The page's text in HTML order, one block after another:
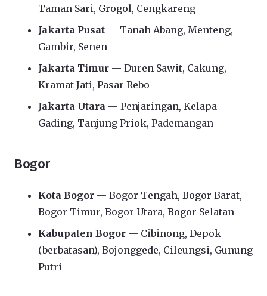
Taman Sari, Grogol, Cengkareng
Jakarta Pusat — Tanah Abang, Menteng,
Gambir, Senen
Jakarta Timur — Duren Sawit, Cakung,
Kramat Jati, Pasar Rebo
Jakarta Utara — Penjaringan, Kelapa
Gading, Tanjung Priok, Pademangan
Bogor
Kota Bogor — Bogor Tengah, Bogor Barat,
Bogor Timur, Bogor Utara, Bogor Selatan
Kabupaten Bogor — Cibinong, Depok
(berbatasan), Bojonggede, Cileungsi, Gunung
Putri